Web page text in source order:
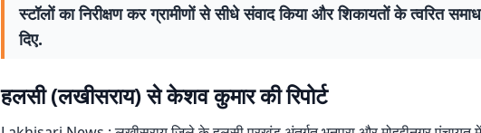
स्टॉलों का निरीक्षण कर ग्रामीणों से सीधे संवाद किया और शिकायतों के त्वरित
दिए.
हलसी (लखीसराय) से केशव कुमार की रिपोर्ट